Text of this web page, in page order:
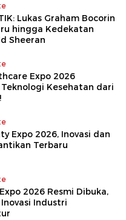
Lukas Graham Bocorin
hingga Kedekatan
Sheeran
Expo 2026
Kesehatan dari
Expo 2026, Inovasi dan
Terbaru
2026 Resmi Dibuka,
Industri